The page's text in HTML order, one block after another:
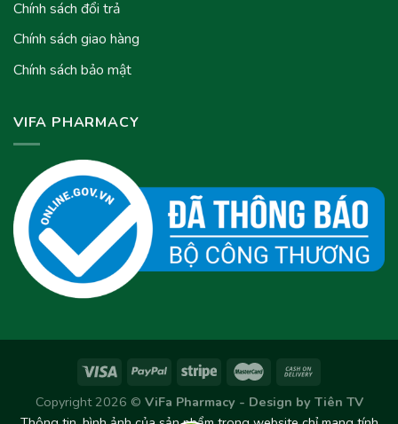
Chính sách đổi trả
Chính sách giao hàng
Chính sách bảo mật
VIFA PHARMACY
Copyright 2026 © ViFa Pharmacy - Design by Tiên TV